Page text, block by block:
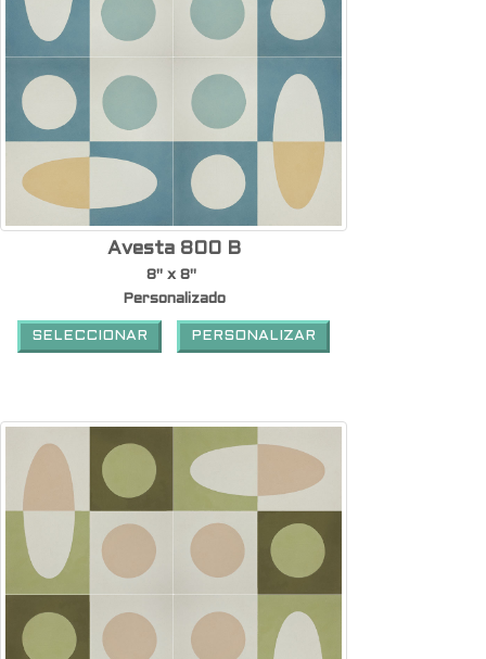
Avesta 800 B
8" x 8"
Personalizado
SELECCIONAR PERSONALIZAR